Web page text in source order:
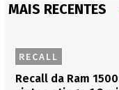
MAIS RECENTES
RECALL
Recall da Ram